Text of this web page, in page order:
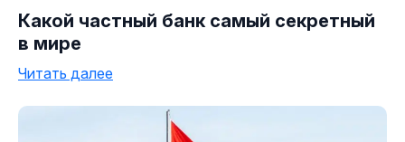
Какой частный банк самый секретный
в мире
Читать далее